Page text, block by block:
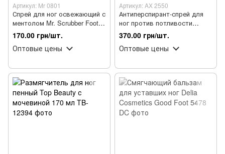
Артикул: Mr 0801
Спрей для ног освежающий с
ментолом Mr. Scrubber Foot
Professional Care, 100 мл
170.00 грн/шт.
Оптовые цены
Артикул: AX 2550
Антиперспирант-спрей для
ног против потливости
AxillDRY Sport 110 мл
370.00 грн/шт.
Оптовые цены